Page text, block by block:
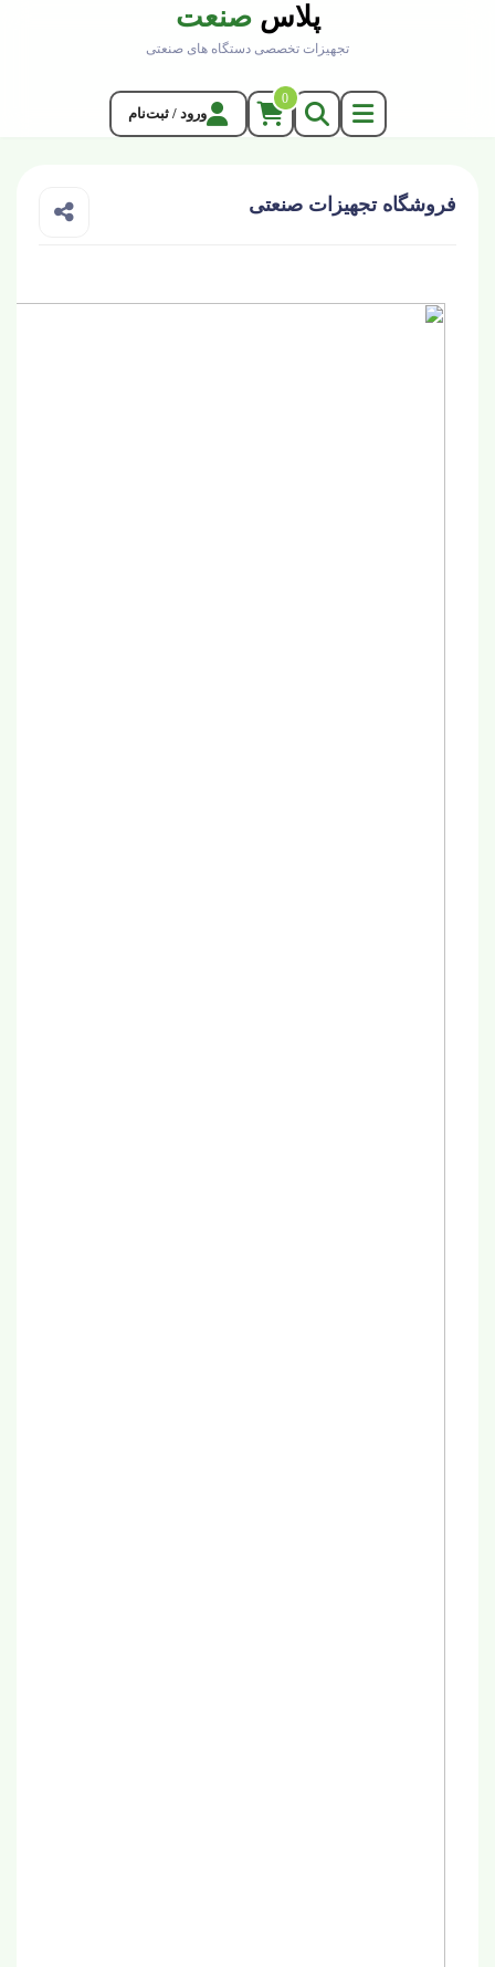
پلاس صنعت
تجهیزات تخصصی دستگاه های صنعتی
0
ورود / ثبت‌نام
فروشگاه تجهیزات صنعتی